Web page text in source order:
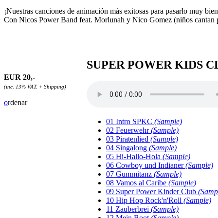
¡Nuestras canciones de animación más exitosas para pasarlo muy
Con Nicos Power Band feat. Morlunah y Nico Gomez (niños cantan
EUR 20,-
(inc. 13% VAT. + Shipping)
ordenar
SUPER POWER KIDS
01 Intro SPKC (Sample)
02 Feuerwehr(Sample)
03 Piratenlied (Sample)
04 Singalong (Sample)
05 Hi-Hallo-Hola (Sample)
06 Cowboy und Indianer(Sample)
07 Gummitanz (Sample)
08 Vamos al Caribe (Sample)
09 Super Power Kinder Club
10 Hip Hop Rock'n'Roll (Sample)
11 Zauberbrei (Sample)